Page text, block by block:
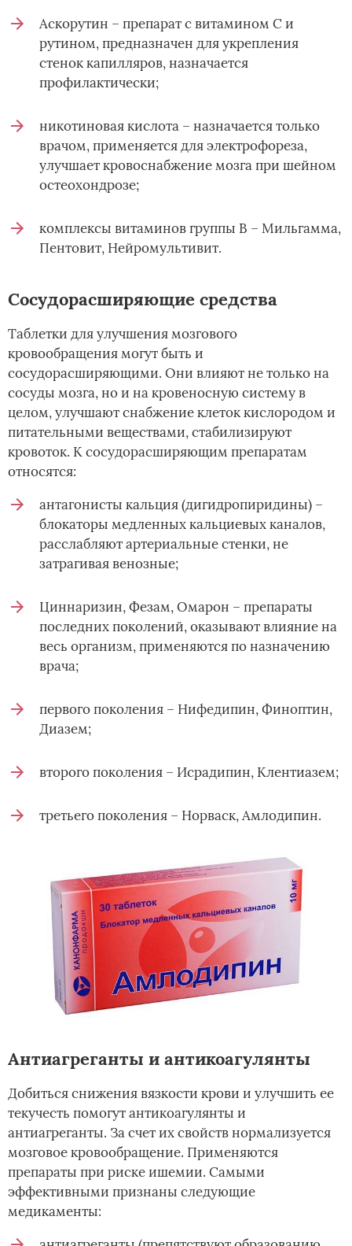
Аскорутин – препарат с витамином С и
рутином, предназначен для укрепления
стенок капилляров, назначается
профилактически;
никотиновая кислота – назначается только
врачом, применяется для электрофореза,
улучшает кровоснабжение мозга при шейном
остеохондрозе;
комплексы витаминов группы В – Мильгамма,
Пентовит, Нейромультивит.
Сосудорасширяющие средства
Таблетки для улучшения мозгового
кровообращения могут быть и
сосудорасширяющими. Они влияют не только на
сосуды мозга, но и на кровеносную систему в
целом, улучшают снабжение клеток кислородом и
питательными веществами, стабилизируют
кровоток. К сосудорасширяющим препаратам
относятся:
антагонисты кальция (дигидропиридины) –
блокаторы медленных кальциевых каналов,
расслабляют артериальные стенки, не
затрагивая венозные;
Циннаризин, Фезам, Омарон – препараты
последних поколений, оказывают влияние на
весь организм, применяются по назначению
врача;
первого поколения – Нифедипин, Финоптин,
Диазем;
второго поколения – Исрадипин, Клентиазем;
третьего поколения – Норваск, Амлодипин.
Антиагреганты и антикоагулянты
Добиться снижения вязкости крови и улучшить ее
текучесть помогут антикоагулянты и
антиагреганты. За счет их свойств нормализуется
мозговое кровообращение. Применяются
препараты при риске ишемии. Самыми
эффективными признаны следующие
медикаменты: